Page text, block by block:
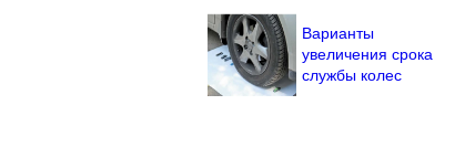
Варианты
увеличения срока
службы колес